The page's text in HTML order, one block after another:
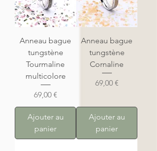
Anneau bague
tungstène
Tourmaline
multicolore
Prix
69,00 €
Ajouter au
panier
Anneau bague
tungstène
Cornaline
Prix
69,00 €
Ajouter au
panier